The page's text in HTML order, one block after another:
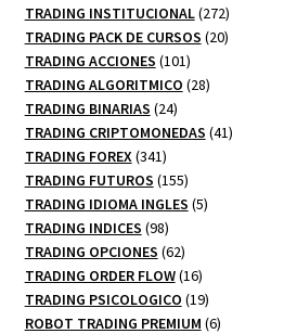
productos
TRADING INSTITUCIONAL 272272
productos
TRADING PACK DE CURSOS 2020
TRADING ACCIONES 101101
productos
TRADING ALGORITMICO 2828
TRADING BINARIAS 2424
productos
TRADING CRIPTOMONEDAS 4141
TRADING FOREX 341341
productos
TRADING FUTUROS 155155
productos
TRADING IDIOMA INGLES 55
TRADING INDICES 9898
productos
TRADING OPCIONES 6262
productos
TRADING ORDER FLOW 1616
productos
TRADING PSICOLOGICO 1919
productos
ROBOT TRADING PREMIUM 66